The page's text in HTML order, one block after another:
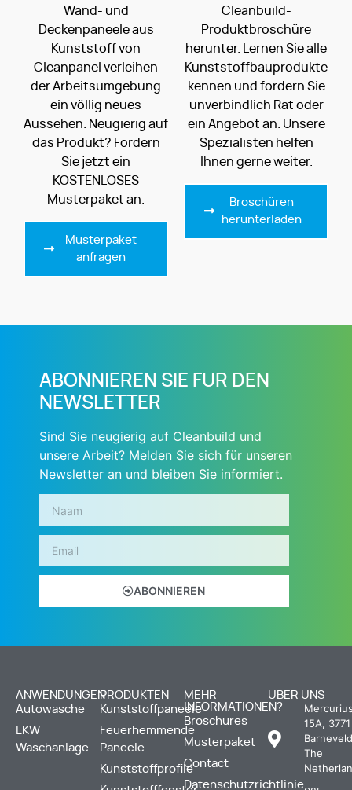
Wand- und
Deckenpaneele aus
Kunststoff von
Cleanpanel verleihen
der Arbeitsumgebung
ein völlig neues
Aussehen. Neugierig auf
das Produkt? Fordern
Sie jetzt ein
KOSTENLOSES
Musterpaket an.
Musterpaket
anfragen
Cleanbuild-
Produktbroschüre
herunter. Lernen Sie alle
Kunststoffbauprodukte
kennen und fordern Sie
unverbindlich Rat oder
ein Angebot an. Unsere
Spezialisten helfen
Ihnen gerne weiter.
Broschüren
herunterladen
ABONNIEREN SIE FUR DEN
NEWSLETTER
Sind Sie neugierig auf Cleanbuild und
unsere Arbeit? Melden Sie sich für unseren
Newsletter an und bleiben Sie informiert.
ABONNIEREN
ANWENDUNGEN
Autowasche
LKW
Waschanlage
PRODUKTEN
Kunststoffpaneele
Feuerhemmende
Paneele
Kunststoffprofile
MEHR
INFORMATIONEN?
Broschures
Musterpaket
Contact
Datenschutzrichtlinie
UBER UNS
15A,
The